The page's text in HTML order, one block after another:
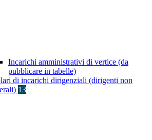
Incarichi amministrativi di vertice (da
pubblicare in tabelle)
di incarichi dirigenziali (dirigenti non
13